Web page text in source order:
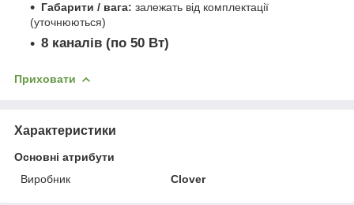
Габарити / вага: залежать від комплектації
(уточнюються)
8 каналів (по 50 Вт)
Приховати
Характеристики
Основні атрибути
Виробник
Clover